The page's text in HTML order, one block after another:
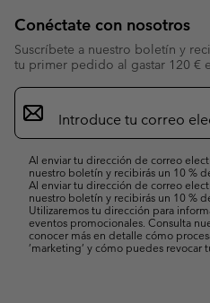
Conéctate con nosotros
Suscríbete a nuestro boletín y
tu primer pedido al gastar 120 €
Suscripción
de
correo
Al enviar tu dirección de correo
nuestro boletín y recibirás un 10 %
Al enviar tu dirección de correo
nuestro boletín y recibirás un 10 %
Utilizaremos tu dirección para
eventos promocionales. Consulta
conocer más en detalle cómo
’marketing’ y cómo puedes revocar